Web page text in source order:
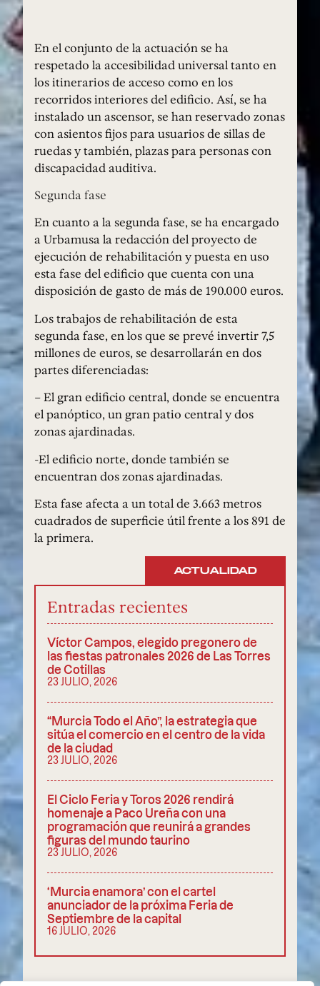
En el conjunto de la actuación se ha
respetado la accesibilidad universal tanto en
los itinerarios de acceso como en los
recorridos interiores del edificio. Así, se ha
instalado un ascensor, se han reservado zonas
con asientos fijos para usuarios de sillas de
ruedas y también, plazas para personas con
discapacidad auditiva.
Segunda fase
En cuanto a la segunda fase, se ha encargado
a Urbamusa la redacción del proyecto de
ejecución de rehabilitación y puesta en uso
esta fase del edificio que cuenta con una
disposición de gasto de más de 190.000 euros.
Los trabajos de rehabilitación de esta
segunda fase, en los que se prevé invertir 7,5
millones de euros, se desarrollarán en dos
partes diferenciadas:
– El gran edificio central, donde se encuentra
el panóptico, un gran patio central y dos
zonas ajardinadas.
-El edificio norte, donde también se
encuentran dos zonas ajardinadas.
Esta fase afecta a un total de 3.663 metros
cuadrados de superficie útil frente a los 891 de
la primera.
ACTUALIDAD
Entradas recientes
Víctor Campos, elegido pregonero de
las fiestas patronales 2026 de Las Torres
de Cotillas
23 JULIO, 2026
“Murcia Todo el Año”, la estrategia que
sitúa el comercio en el centro de la vida
de la ciudad
23 JULIO, 2026
El Ciclo Feria y Toros 2026 rendirá
homenaje a Paco Ureña con una
programación que reunirá a grandes
figuras del mundo taurino
23 JULIO, 2026
‘Murcia enamora’ con el cartel
anunciador de la próxima Feria de
Septiembre de la capital
16 JULIO, 2026